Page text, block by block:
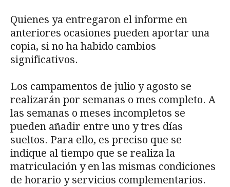
Quienes ya entregaron el informe en
anteriores ocasiones pueden aportar una
copia, si no ha habido cambios
significativos.
Los campamentos de julio y agosto se
realizarán por semanas o mes completo. A
las semanas o meses incompletos se
pueden añadir entre uno y tres días
sueltos. Para ello, es preciso que se
indique al tiempo que se realiza la
matriculación y en las mismas condiciones
de horario y servicios complementarios.